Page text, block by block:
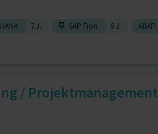
7 J. SAP Fiori 6 J. ABAP
/ Projektmanagement